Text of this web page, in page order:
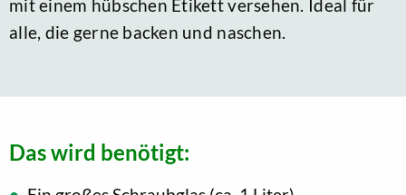
mit einem hübschen Etikett versehen. Ideal für
alle, die gerne backen und naschen.
Das wird benötigt: